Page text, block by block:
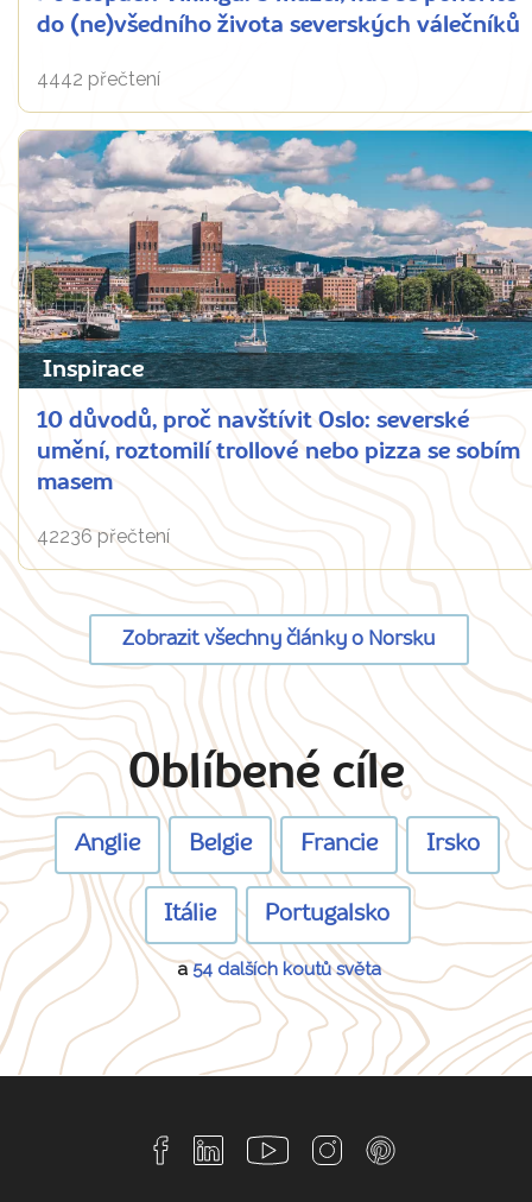
do (ne)všedního života severských válečníků
4442 přečtení
Inspirace
10 důvodů, proč navštívit Oslo: severské
umění, roztomilí trollové nebo pizza se sobím
masem
42236 přečtení
Zobrazit všechny články o Norsku
Oblíbené cíle
Anglie Belgie Francie Irsko
Itálie Portugalsko
a54 dalších koutů světa